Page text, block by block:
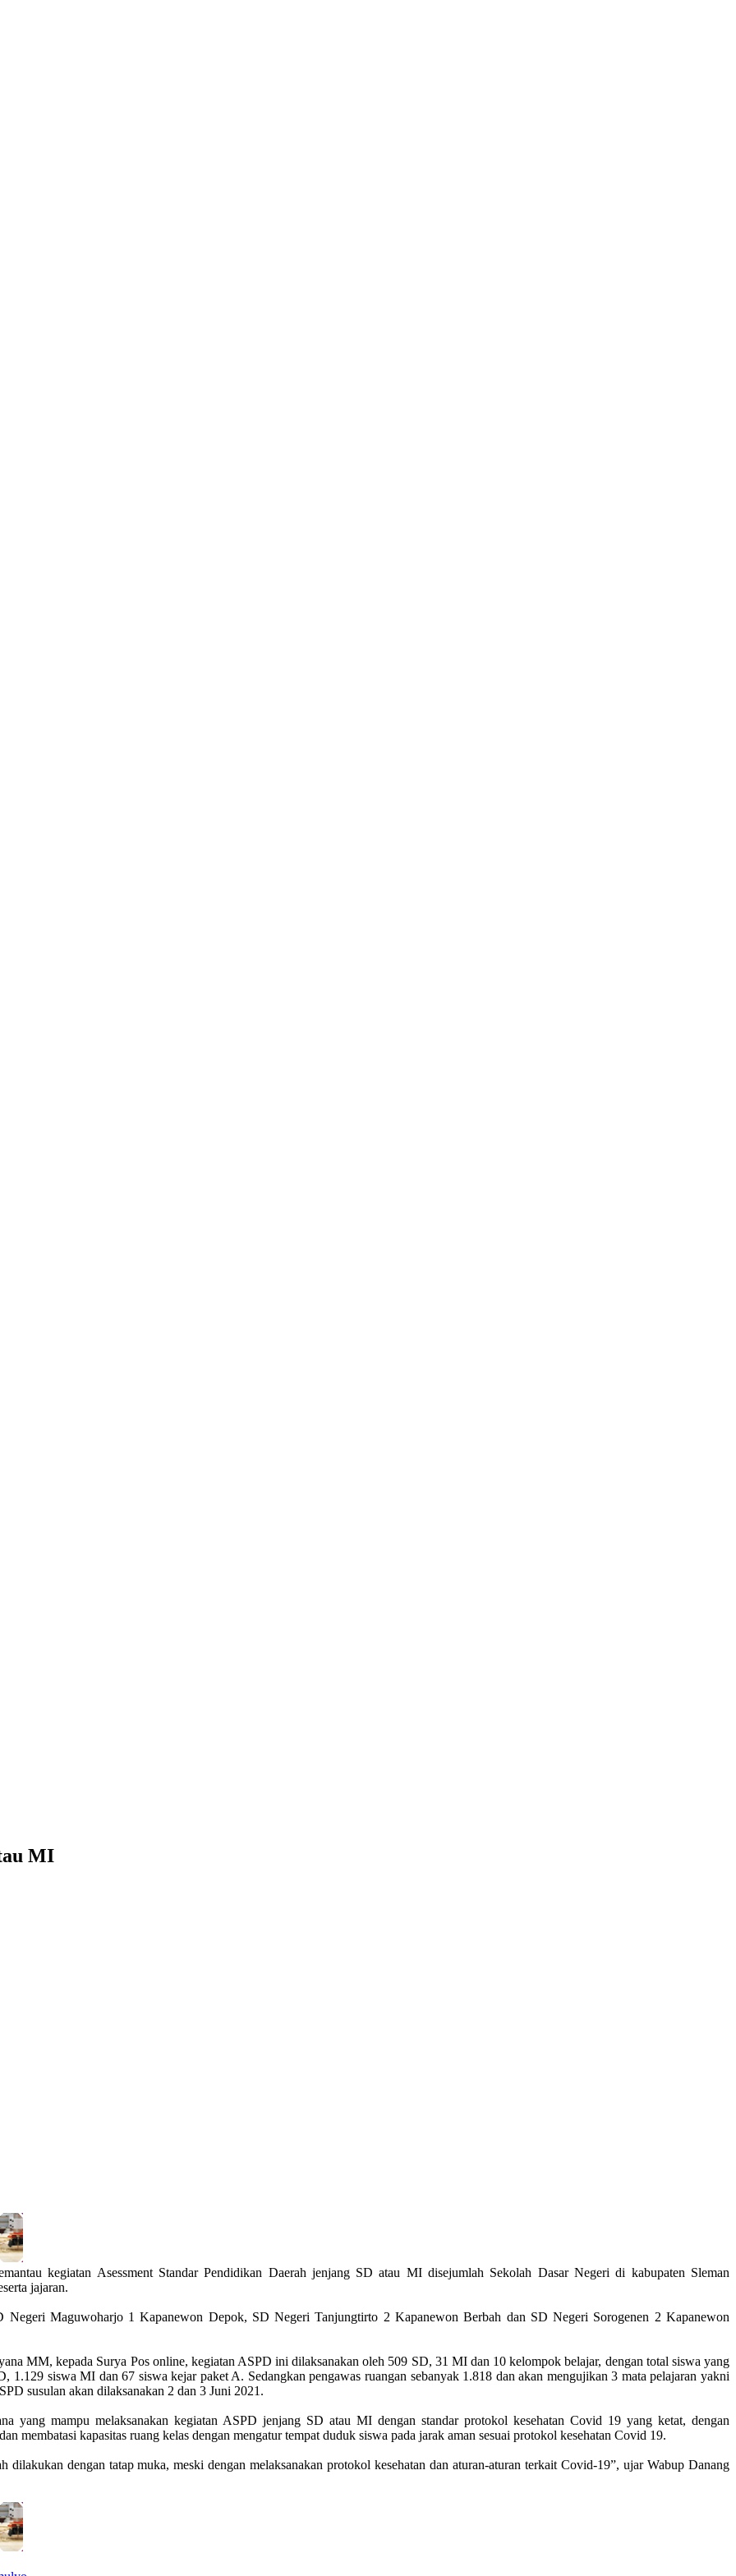
MI
kegiatan Asessment Standar Pendidikan Daerah jenjang SD atau MI disejumlah Sekolah Dasar Negeri di kabupaten Sleman
jajaran.
Negeri Maguwoharjo 1 Kapanewon Depok, SD Negeri Tanjungtirto 2 Kapanewon Berbah dan SD Negeri Sorogenen 2 Kapanewon
MM, kepada Surya Pos online, kegiatan ASPD ini dilaksanakan oleh 509 SD, 31 MI dan 10 kelompok belajar, dengan total siswa yang
siswa MI dan 67 siswa kejar paket A. Sedangkan pengawas ruangan sebanyak 1.818 dan akan mengujikan 3 mata pelajaran yakni
susulan akan dilaksanakan 2 dan 3 Juni 2021.
yang mampu melaksanakan kegiatan ASPD jenjang SD atau MI dengan standar protokol kesehatan Covid 19 yang ketat, dengan
membatasi kapasitas ruang kelas dengan mengatur tempat duduk siswa pada jarak aman sesuai protokol kesehatan Covid 19.
dilakukan dengan tatap muka, meski dengan melaksanakan protokol kesehatan dan aturan-aturan terkait Covid-19”, ujar Wabup Danang